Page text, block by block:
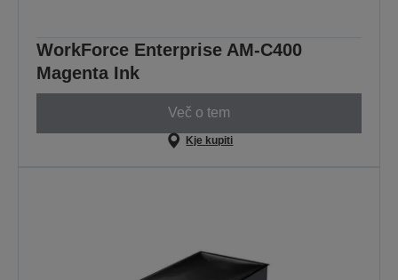
WorkForce Enterprise AM-C400
Magenta Ink
Več o tem
Kje kupiti